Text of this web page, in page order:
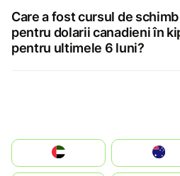
Care a fost cursul de
pentru dolarii canadieni în
pentru ultimele 6 luni?
الإمارات العربية المتحدة